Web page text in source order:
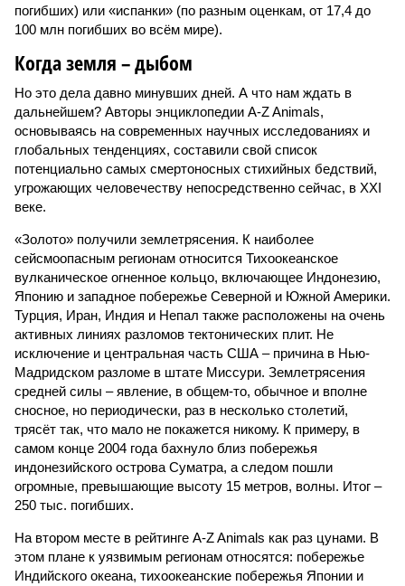
погибших) или «испанки» (по разным оценкам, от 17,4 до
100 млн погибших во всём мире).
Когда земля – дыбом
Но это дела давно минувших дней. А что нам ждать в
дальнейшем? Авторы энциклопедии A-Z Animals,
основываясь на современных научных исследованиях и
глобальных тенденциях, составили свой список
потенциально самых смертоносных стихийных бедствий,
угрожающих человечеству непосредственно сейчас, в XXI
веке.
«Золото» получили землетрясения. К наиболее
сейсмоопасным регионам относится Тихоокеанское
вулканическое огненное кольцо, включающее Индонезию,
Японию и западное побережье Северной и Южной Америки.
Турция, Иран, Индия и Непал также расположены на очень
активных линиях разломов тектонических плит. Не
исключение и центральная часть США – причина в Нью-
Мадридском разломе в штате Миссури. Землетрясения
средней силы – явление, в общем-то, обычное и вполне
сносное, но периодически, раз в несколько столетий,
трясёт так, что мало не покажется никому. К примеру, в
самом конце 2004 года бахнуло близ побережья
индонезийского острова Суматра, а следом пошли
огромные, превышающие высоту 15 метров, волны. Итог –
250 тыс. погибших.
На втором месте в рейтинге A-Z Animals как раз цунами. В
этом плане к уязвимым регионам относятся: побережье
Индийского океана, тихо­океанские побережья Японии и